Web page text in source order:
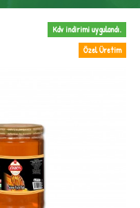
Özel Üretim
Kdv indirimi uygulandı.